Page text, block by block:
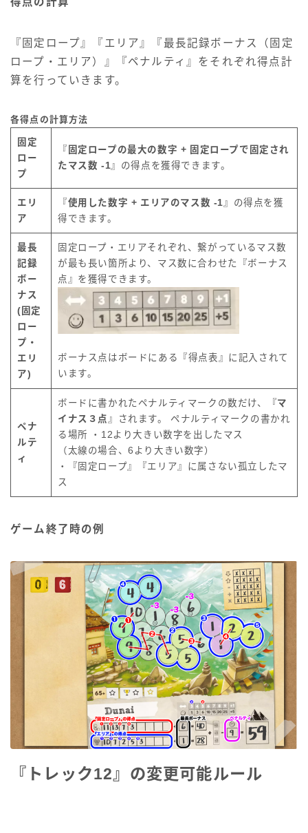
『固定ロープ』『エリア』『最長記録ボーナス（固定
ロープ・エリア）』『ペナルティ』をそれぞれ得点計
算を行っていきます。
各得点の計算方法
固定
ロー
プ
『 固定ロープの最大の数字 + 固定ロープで固定され
たマス数 -1』の得点を獲得できます。
エリ
ア
『使用した数字 + エリアのマス数 -1』の得点を獲
得できます。
最長
記録
ボー
ナス
(固定
ロー
プ・
エリ
ア)
固定ロープ・エリアそれぞれ、繋がっているマス数
が最も長い箇所より、マス数に合わせた『ボーナス
点』を獲得できます。
ボーナス点はボードにある『得点表』に記入されて
います。
ペナ
ルテ
ィ
ボードに書かれたペナルティマークの数だけ、『マ
イナス３点』されます。 ペナルティマークの書かれ
る場所 ・12より大きい数字を出したマス
（太線の場合、6より大きい数字）
・『固定ロープ』『エリア』に属さない孤立したマ
ス
ゲーム終了時の例
『トレック12』の変更可能ルール